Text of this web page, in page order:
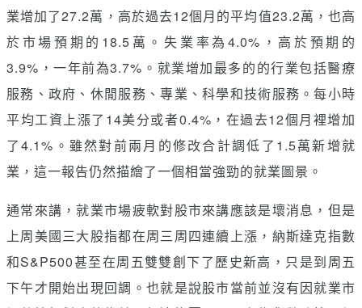
業增加了27.2萬，高於過去12個月的平均值23.2萬，也高
於市場預期的18.5萬。失業率為4.0%，高於預期的
3.9%，一年前為3.7%。就業增加最多的的行業包括醫療
服務、政府、休閒服務、專業、科學和技術服務。每小時
平均工資上漲了14美分或者0.4%，在過去12個月裡增加
了4.1%。雖然對前兩月的修改合計調低了1.5萬新增就
業，這一報告仍然描繪了一個相當強勁的就業圖景。
通常來講，就業市場疲軟對股市來講應該是壞消息，但是
上周美國三大股指都在周三周四連續上漲，納斯達克指數
和S&P500甚至在周五雙雙創下了歷史新高，只是到周五
下午才開始出現回調。也就是說股市當前並沒有因就業市